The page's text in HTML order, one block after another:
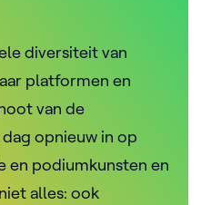
diversiteit van
platformen en
van de
opnieuw in op
en podiumkunsten en
alles: ook